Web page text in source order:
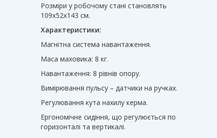
Розміри у робочому стані становлять
109х52х143 см.
Характеристики:
Магнітна система навантаження.
Маса маховика: 8 кг.
Навантаження: 8 рівнів опору.
Вимірювання пульсу – датчики на ручках.
Регулювання кута нахилу керма.
Ергономічне сидіння, що регулюється по
горизонталі та вертикалі.